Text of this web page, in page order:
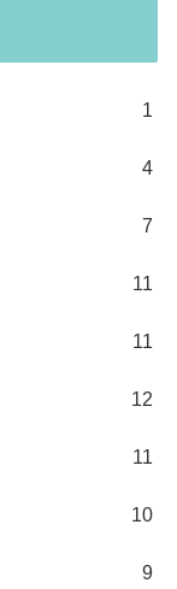
1
4
7
11
11
12
11
10
9